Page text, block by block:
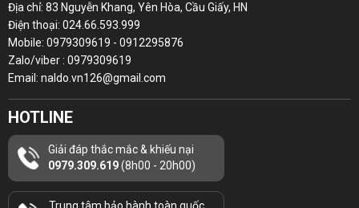
Địa chỉ: 83 Nguyễn Khang, Yên Hòa, Cầu Giấy, HN
Điện thoại: 024.66.593.999
Mobile: 0979309619 - 0912295876
Zalo/viber : 0979309619
Email: naldo.vn126@gmail.com
HOTLINE
Giải đáp thắc mắc & khiếu nại
0979.309.619(8h00 - 20h00)